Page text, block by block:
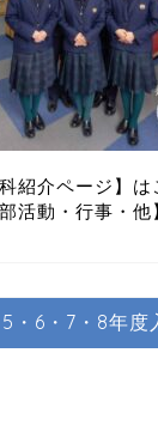
科紹介ページ】は
部活動・行事・他
5・6・7・8年度